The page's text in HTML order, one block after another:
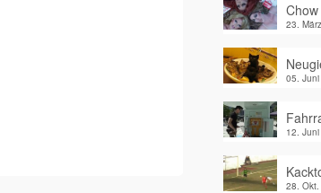
23.
05.
12.
28. Okt.